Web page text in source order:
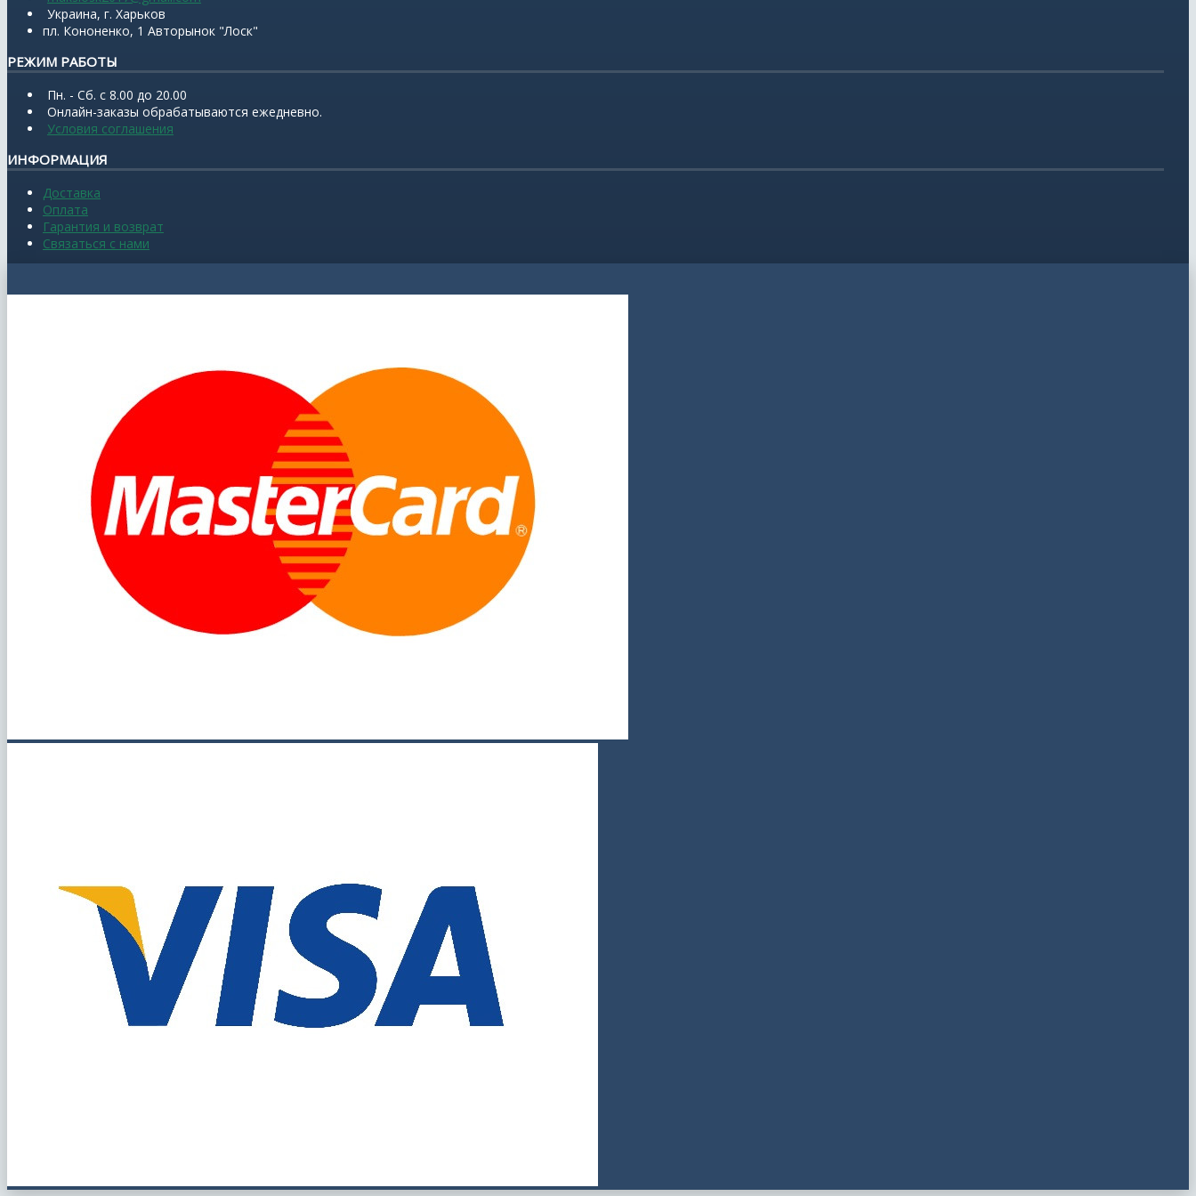
Украина, г. Харьков
пл. Кононенко, 1 Авторынок "Лоск"
РЕЖИМ РАБОТЫ
Пн. - Сб. с 8.00 до 20.00
Онлайн-заказы обрабатываются ежедневно.
Условия соглашения
ИНФОРМАЦИЯ
Доставка
Оплата
Гарантия и возврат
Связаться с нами